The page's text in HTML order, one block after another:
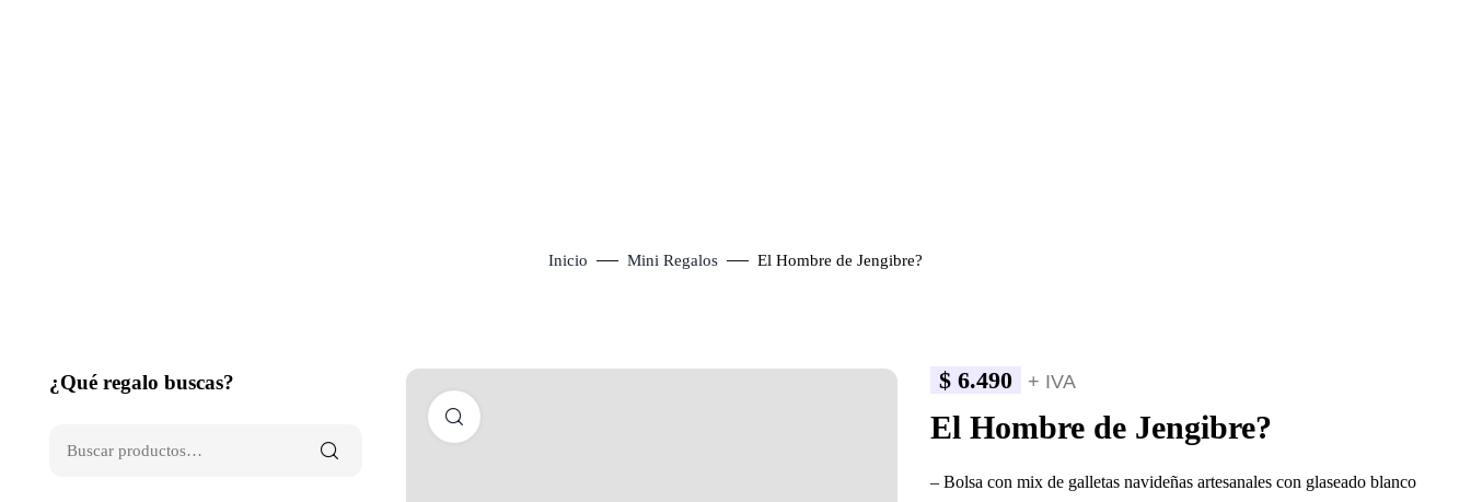
Inicio Mini Regalos El Hombre de Jengibre?
$ 6.490 + IVA
El Hombre de Jengibre?
– Bolsa con mix de galletas navideñas artesanales con glaseado blanco
¿Qué regalo buscas?